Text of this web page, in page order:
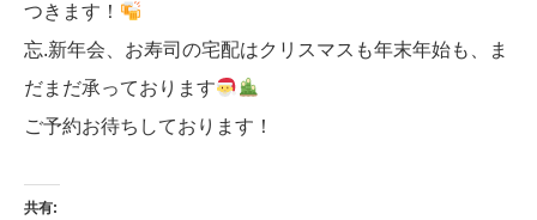
つきます！
忘.新年会、お寿司の宅配はクリスマスも年末年始も、ま
だまだ承っております
ご予約お待ちしております！
共有: